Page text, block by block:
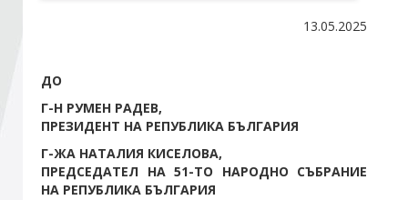
13.05.2025
ДО
Г-Н РУМЕН РАДЕВ,
ПРЕЗИДЕНТ НА РЕПУБЛИКА БЪЛГАРИЯ
Г-ЖА НАТАЛИЯ КИСЕЛОВА,
ПРЕДСЕДАТЕЛ НА 51-ТО НАРОДНО СЪБРАНИЕ
НА РЕПУБЛИКА БЪЛГАРИЯ